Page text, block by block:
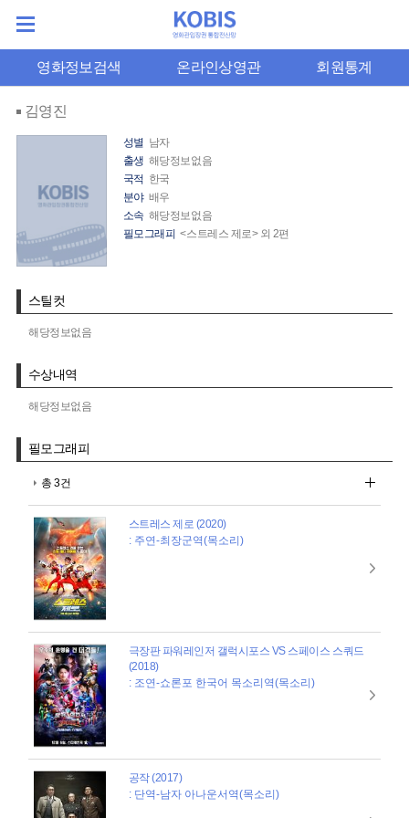
영화정보검색 온라인상영관 회원통계
김영진
성별 남자
출생 해당정보없음
국적 한국
분야 배우
소속 해당정보없음
필모그래피 <스트레스 제로> 외 2편
스틸컷
해당정보없음
수상내역
해당정보없음
필모그래피
총 3건
스트레스 제로 (2020)
: 주연-최장군역(목소리)
극장판 파워레인저 갤럭시포스 VS 스페이스 스쿼드
(2018)
: 조연-쇼론포 한국어 목소리역(목소리)
공작 (2017)
: 단역-남자 아나운서역(목소리)